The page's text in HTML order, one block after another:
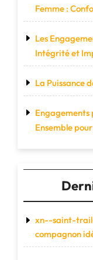
Femme :
Les
Intégrité et
La Puissance
Engagements
Ensemble
xn--saint-
compagnon